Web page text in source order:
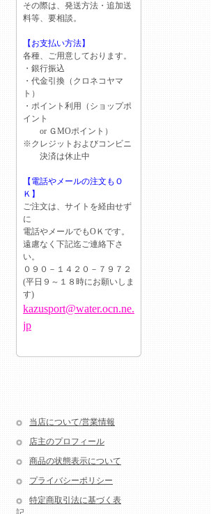
その際は、発送方法・追加送
料等、要相談。
【お支払い方法】
各種、ご用意しております。
・銀行振込
・代金引換（クロネコヤマ
ト）
・ポイント利用（ショップポ
イント
or ＧМОポイント）
※クレジットおよびコンビニ
決済は休止中
【電話やメールの注文もＯ
Ｋ】
ご注文は、サイトを経由せず
に
電話やメールでもОＫです。
遠慮なく下記迄ご連絡下さ
い。
０９０－１４２０－７９７２
(平日９～１８時にお願いしま
す)
kazusport@water.ocn.ne.
jp
当店について/営業情報
店主のプロフィール
商品の状態表示について
プライバシーポリシー
特定商取引法に基づく表